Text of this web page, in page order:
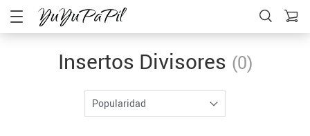
Insertos Divisores (0)
Popularidad